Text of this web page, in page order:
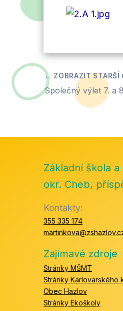
Společný výlet 7. a
Základní škola
okr. Cheb,
Kontakty:
355 335 174
Zajímavé zdroje
Stránky MŠMT
Stránky Karlovarského
Obec Hazlov
Stránky Ekoškoly